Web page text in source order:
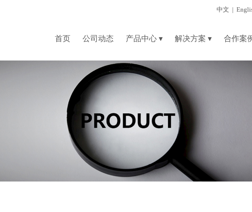
中文 |
首页 公司动态 产品中心 ▾ 解决方案 ▾ 合作案